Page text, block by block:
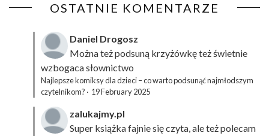
OSTATNIE KOMENTARZE
Daniel Drogosz
Można też podsuną krzyżówkęteż świetnie
wzbogaca słownictwo
Najlepsze komiksy dla dzieci – co warto podsunąć najmłodszym
czytelnikom? · 19 February 2025
zalukajmy.pl
Super książka fajnie się czyta, ale też polecam